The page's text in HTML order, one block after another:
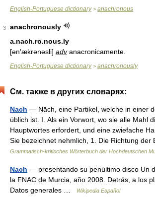
English-Portuguese dictionary> anachronous
3
anachronously
a.nach.ro.nous.ly
[ən'ækrənəsli] advanacronicamente.
English-Portuguese dictionary> anachronously
См. также в других словарях:
Nach — Nāch, eine Partikel, welche in einer
üblich ist. I. Als ein Vorwort, wo sie alle Mahl
Hauptwortes erfordert, und eine zwiefache
Sie bezeichnet nehmlich, 1. Die Richtung
Grammatisch-kritisches Wörterbuch der Hochdeutschen
Nach — presentando su penúltimo disco Un
la FNAC de Murcia, año 2008. Detrás, a los
Datos generales …
Wikipedia Español